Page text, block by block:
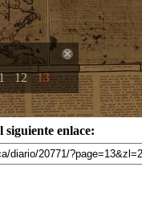
12 13
enlace: